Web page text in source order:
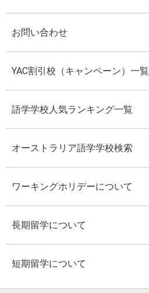
お問い合わせ
YAC割引校（キャンペーン）一覧
語学学校人気ランキング一覧
オーストラリア語学学校検索
ワーキングホリデーについて
長期留学について
短期留学について